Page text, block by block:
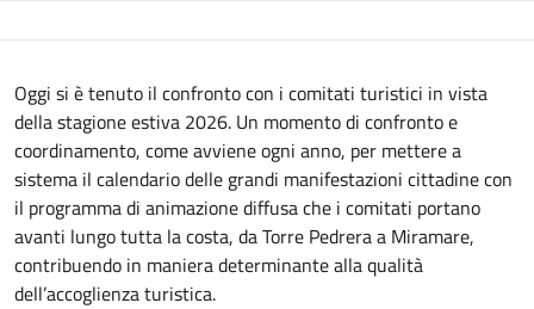
Descrizione
Oggi si è tenuto il confronto con i comitati turistici in vista
della stagione estiva 2026. Un momento di confronto e
coordinamento, come avviene ogni anno, per mettere a
sistema il calendario delle grandi manifestazioni cittadine con
il programma di animazione diffusa che i comitati portano
avanti lungo tutta la costa, da Torre Pedrera a Miramare,
contribuendo in maniera determinante alla qualità
dell’accoglienza turistica.